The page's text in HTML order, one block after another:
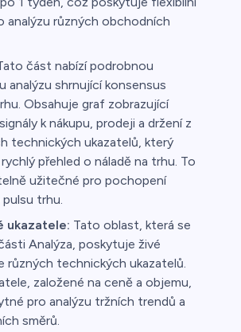
analýzu různých obchodních
část nabízí podrobnou
analýzu shrnující konsensus
Obsahuje graf zobrazující
k nákupu, prodeji a držení z
technických ukazatelů, který
přehled o náladě na trhu. To
užitečné pro pochopení
trhu.
ukazatele: Tato oblast, která se
Analýza, poskytuje živé
různých technických ukazatelů.
založené na ceně a objemu,
pro analýzu tržních trendů a
směrů.